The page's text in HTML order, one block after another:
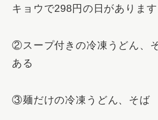
キョウで298円の日があります
②スープ付きの冷凍うどん、
ある
③麺だけの冷凍うどん、そば